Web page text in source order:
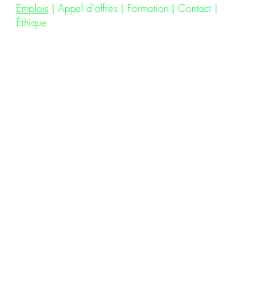
Emplois | Appel d'offres | Formation | Contact |
Éthique